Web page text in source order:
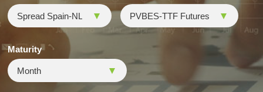
Maturity